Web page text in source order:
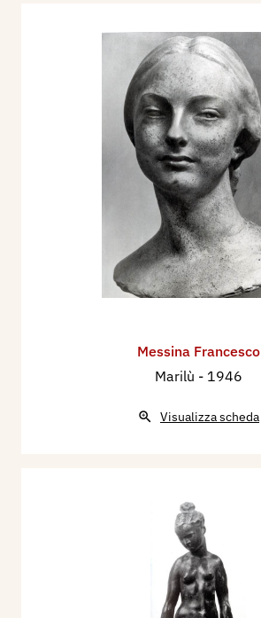
Messina Francesco
Marilù - 1946
Visualizza scheda